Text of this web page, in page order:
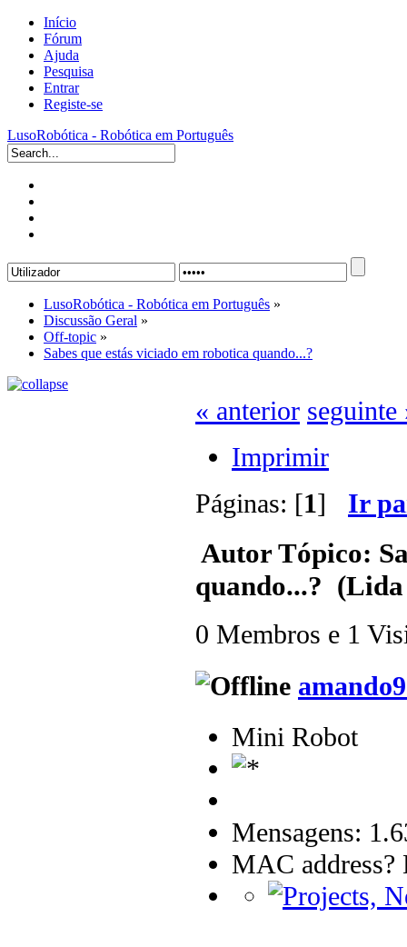
Início
Fórum
Ajuda
Pesquisa
Entrar
Registe-se
LusoRobótica - Robótica em Português
LusoRobótica - Robótica em Português »
Discussão Geral »
Off-topic »
Sabes que estás viciado em robotica quando...?
« anterior seguinte
Imprimir
Páginas: [1] Ir
AutorTópico:
quando...? (Lida
0 Membros e 1
Mini Robot
Mensagens:
MAC